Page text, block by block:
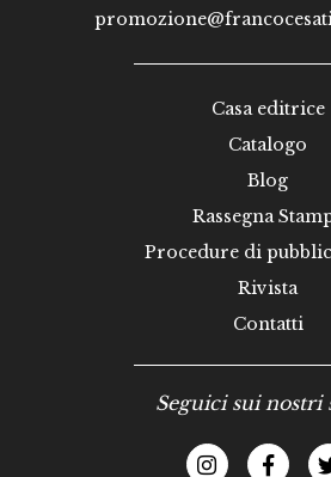
Casa editrice
Catalogo
Blog
Rassegna
Procedure di
Rivista
Contatti
Seguici sui nostri